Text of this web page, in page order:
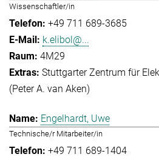
Wissenschaftler/in
+49 711 689-3685
k.elibol@...
4M29
Stuttgarter Zentrum für
(Peter A. van Aken)
Engelhardt, Uwe
Technische/r Mitarbeiter/in
+49 711 689-1404